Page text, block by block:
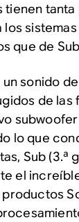
tienen
que de
sonido
de
lo que
Sub (3.ª
el